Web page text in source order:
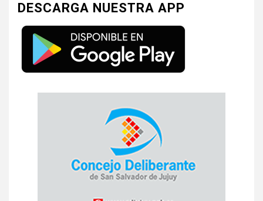
DESCARGA NUESTRA APP